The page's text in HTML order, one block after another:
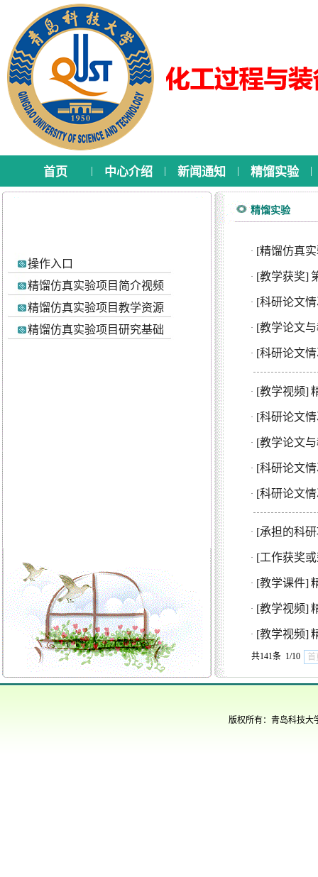
首页 | 中心介绍 | 新闻通知 | 精馏实验 |
操作入口
精馏仿真实验项目简介视频
精馏仿真实验项目教学资源
精馏仿真实验项目研究基础
精馏实验
· [精馏仿真
· [教学获奖]
· [科研论文
· [教学论文
· [科研论文
· [教学视频]
· [科研论文
· [教学论文
· [科研论文
· [科研论文
· [承担的科
· [工作获奖
· [教学课件]
· [教学视频]
· [教学视频]
共141条 1/10 首
版权所有：青岛科技大